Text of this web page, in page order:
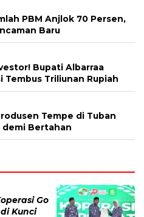
PBM Anjlok 70 Persen,
Baru
Bupati Albarraa
Tembus Triliunan Rupiah
Tempe di Tuban
demi Bertahan
Go
Kunci